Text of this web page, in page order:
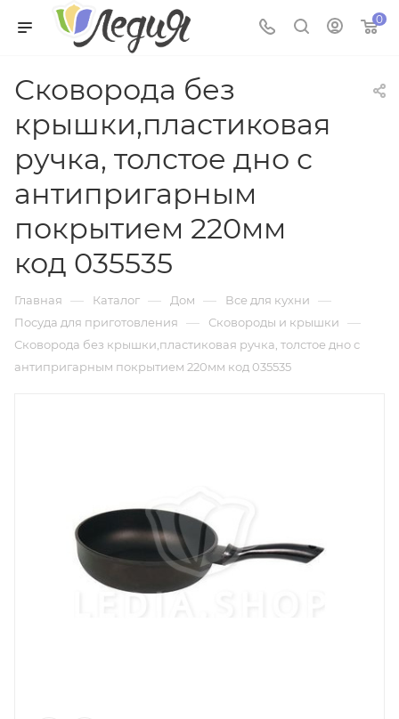
0
Сковорода без
крышки,пластиковая
ручка, толстое дно с
антипригарным
покрытием 220мм
код 035535
Главная — Каталог — Дом — Все для кухни —
Посуда для приготовления — Сковороды и крышки —
Сковорода без крышки,пластиковая ручка, толстое дно с
антипригарным покрытием 220мм код 035535